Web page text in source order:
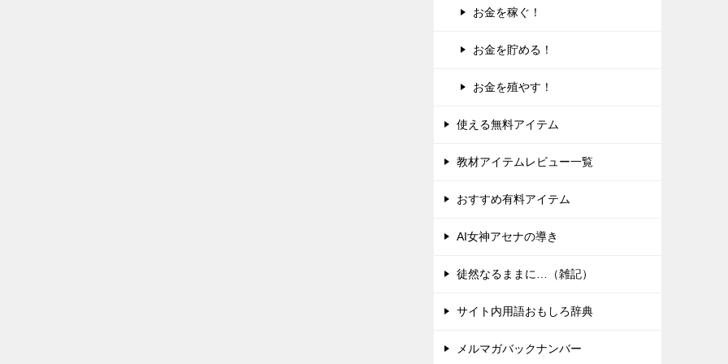
お金を稼ぐ！
お金を貯める！
お金を殖やす！
使える無料アイテム
教材アイテムレビュー一覧
おすすめ有料アイテム
AI女神アセナの導き
徒然なるままに…（雑記）
サイト内用語おもしろ辞典
メルマガバックナンバー